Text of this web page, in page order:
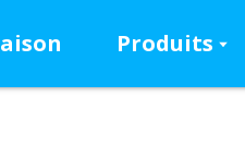
Produits